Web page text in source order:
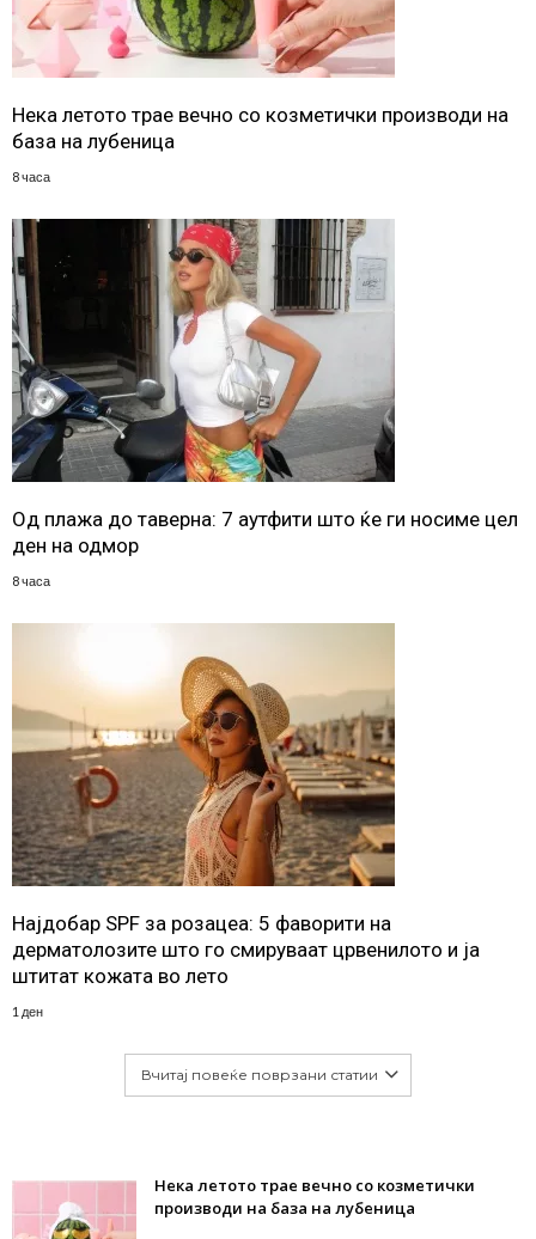
Нека летото трае вечно со козметички производи на
база на лубеница
8 часа
Од плажа до таверна: 7 аутфити што ќе ги носиме цел
ден на одмор
8 часа
Најдобар SPF за розацеа: 5 фаворити на
дерматолозите што го смируваат црвенилото и ја
штитат кожата во лето
1 ден
Вчитај повеќе поврзани статии
Нека летото трае вечно со козметички
производи на база на лубеница